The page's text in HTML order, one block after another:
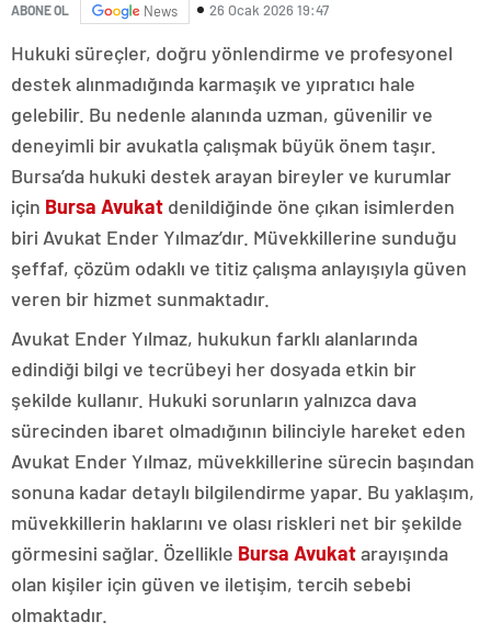
ABONE OL News 26 Ocak 2026 19:47
Hukuki süreçler, doğru yönlendirme ve profesyonel
destek alınmadığında karmaşık ve yıpratıcı hale
gelebilir. Bu nedenle alanında uzman, güvenilir ve
deneyimli bir avukatla çalışmak büyük önem taşır.
Bursa’da hukuki destek arayan bireyler ve kurumlar
için Bursa Avukat denildiğinde öne çıkan isimlerden
biri Avukat Ender Yılmaz’dır. Müvekkillerine sunduğu
şeffaf, çözüm odaklı ve titiz çalışma anlayışıyla güven
veren bir hizmet sunmaktadır.
Avukat Ender Yılmaz, hukukun farklı alanlarında
edindiği bilgi ve tecrübeyi her dosyada etkin bir
şekilde kullanır. Hukuki sorunların yalnızca dava
sürecinden ibaret olmadığının bilinciyle hareket eden
Avukat Ender Yılmaz, müvekkillerine sürecin başından
sonuna kadar detaylı bilgilendirme yapar. Bu yaklaşım,
müvekkillerin haklarını ve olası riskleri net bir şekilde
görmesini sağlar. Özellikle Bursa Avukatarayışında
olan kişiler için güven ve iletişim, tercih sebebi
olmaktadır.